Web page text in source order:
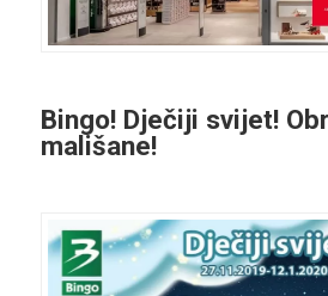
Bingo! Dječiji svijet!
mališane!